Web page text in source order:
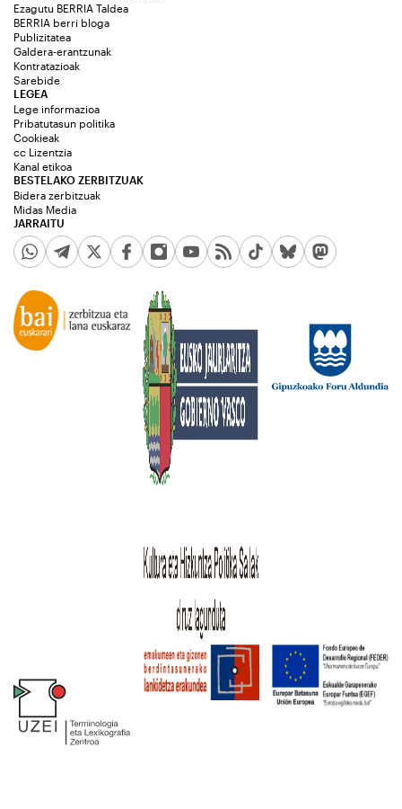
Ezagutu BERRIA Taldea
BERRIA berri bloga
Publizitatea
Galdera-erantzunak
Kontratazioak
Sarebide
JARRAITU
LEGEA
Lege informazioa
Pribatutasun politika
Cookieak
cc Lizentzia
Kanal etikoa
BESTELAKO ZERBITZUAK
Bidera zerbitzuak
Midas Media